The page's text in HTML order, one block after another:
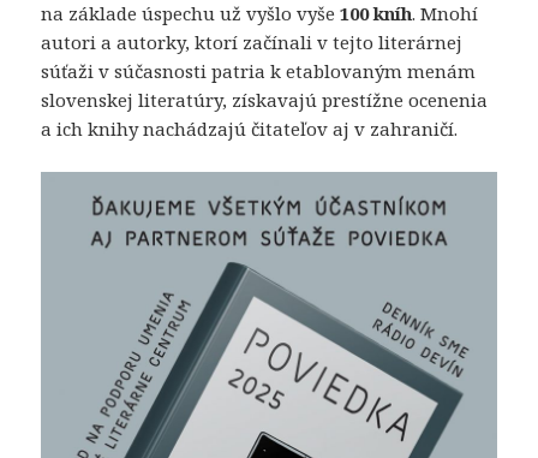
na základe úspechu už vyšlo vyše100 kníh. Mnohí
autori a autorky, ktorí začínali v tejto literárnej
súťaži v súčasnosti patria k etablovaným menám
slovenskej literatúry, získavajú prestížne ocenenia
a ich knihy nachádzajú čitateľov aj v zahraničí.